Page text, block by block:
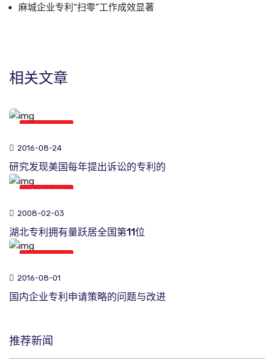
麻城企业专利“扫零”工作成效显著
相关文章
2016-08-24
研究发现美国每年提出诉讼的专利的
2008-02-03
湖北专利拥有量跃居全国第11位
2016-08-01
国内企业专利申请策略的问题与改进
推荐新闻